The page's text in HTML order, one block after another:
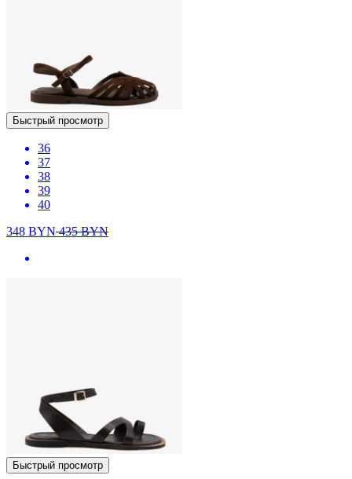
Быстрый просмотр
36
37
38
39
40
348 BYN435BYN
Быстрый просмотр